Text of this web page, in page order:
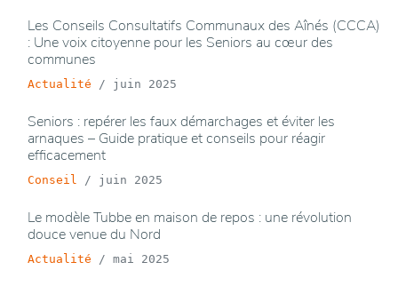
Les Conseils Consultatifs Communaux des Aînés (CCCA)
: Une voix citoyenne pour les Seniors au cœur des
communes
Actualité / juin 2025
Seniors : repérer les faux démarchages et éviter les
arnaques – Guide pratique et conseils pour réagir
efficacement
Conseil / juin 2025
Le modèle Tubbe en maison de repos : une révolution
douce venue du Nord
Actualité / mai 2025